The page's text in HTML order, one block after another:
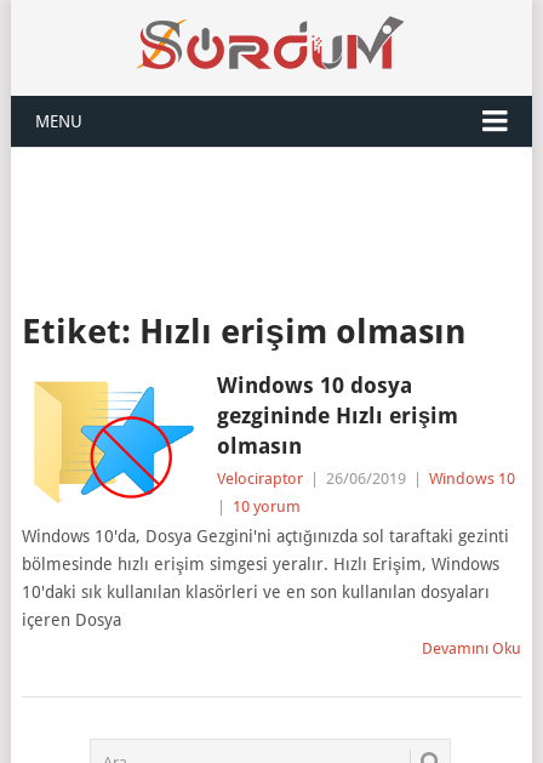
MENU
Etiket: Hızlı erişim olmasın
Windows 10 dosya
gezgininde Hızlı erişim
olmasın
Velociraptor 26/06/2019
Windows 10
10 yorum
Windows 10'da, Dosya Gezgini'ni açtığınızda sol taraftaki gezinti
bölmesinde hızlı erişim simgesi yeralır. Hızlı Erişim, Windows
10'daki sık kullanılan klasörleri ve en son kullanılan dosyaları
içeren Dosya
Devamını Oku